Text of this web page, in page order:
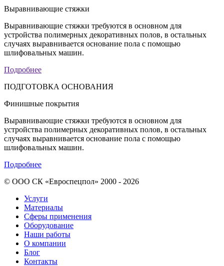
Выравнивающие стяжки
Выравнивающие стяжки требуются в основном для
устройства полимерных декоративных полов, в остальных
случаях выравнивается основание пола с помощью
шлифовальных машин.
Подробнее
ПОДГОТОВКА ОСНОВАНИЯ
Финишные покрытия
Выравнивающие стяжки требуются в основном для
устройства полимерных декоративных полов, в остальных
случаях выравнивается основание пола с помощью
шлифовальных машин.
Подробнее
© ООО СК «Евроспецпол» 2000 - 2026
Услуги
Материалы
Сферы применения
Оборудование
Наши работы
О компании
Блог
Контакты